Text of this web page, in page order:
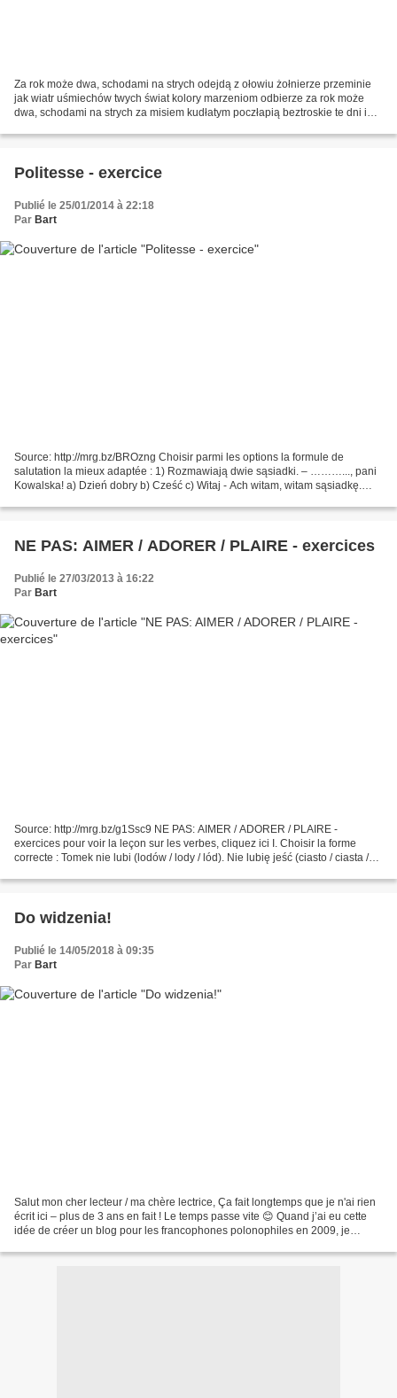
Za rok może dwa, schodami na strych odejdą z ołowiu żołnierze przeminie
jak wiatr uśmiechów twych świat kolory marzeniom odbierze za rok może
dwa, schodami na strych za misiem kudłatym poczłapią beztroskie te dni i
Politesse - exercice
Publié le 25/01/2014 à 22:18
Par Bart
Source: http://mrg.bz/BROzng Choisir parmi les options la formule de
salutation la mieux adaptée : 1) Rozmawiają dwie sąsiadki. – ………..., pani
Kowalska! a) Dzień dobry b) Cześć c) Witaj - Ach witam, witam sąsiadkę.
NE PAS: AIMER / ADORER / PLAIRE - exercices
Publié le 27/03/2013 à 16:22
Par Bart
Source: http://mrg.bz/g1Ssc9 NE PAS: AIMER / ADORER / PLAIRE -
exercices pour voir la leçon sur les verbes, cliquez ici I. Choisir la forme
correcte : Tomek nie lubi (lodów / lody / lód). Nie lubię jeść (ciasto / ciasta /
Do widzenia!
Publié le 14/05/2018 à 09:35
Par Bart
Salut mon cher lecteur / ma chère lectrice, Ça fait longtemps que je n'ai rien
écrit ici – plus de 3 ans en fait ! Le temps passe vite 😊 Quand j’ai eu cette
idée de créer un blog pour les francophones polonophiles en 2009, je